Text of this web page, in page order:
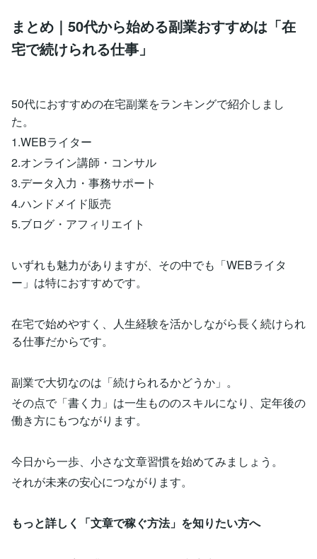
まとめ｜50代から始める副業おすすめは「在
宅で続けられる仕事」
50代におすすめの在宅副業をランキングで紹介しまし
た。
1.WEBライター
2.オンライン講師・コンサル
3.データ入力・事務サポート
4.ハンドメイド販売
5.ブログ・アフィリエイト
いずれも魅力がありますが、その中でも「WEBライタ
ー」は特におすすめです。
在宅で始めやすく、人生経験を活かしながら長く続けられ
る仕事だからです。
副業で大切なのは「続けられるかどうか」。
その点で「書く力」は一生もののスキルになり、定年後の
働き方にもつながります。
今日から一歩、小さな文章習慣を始めてみましょう。
それが未来の安心につながります。
もっと詳しく「文章で稼ぐ方法」を知りたい方へ